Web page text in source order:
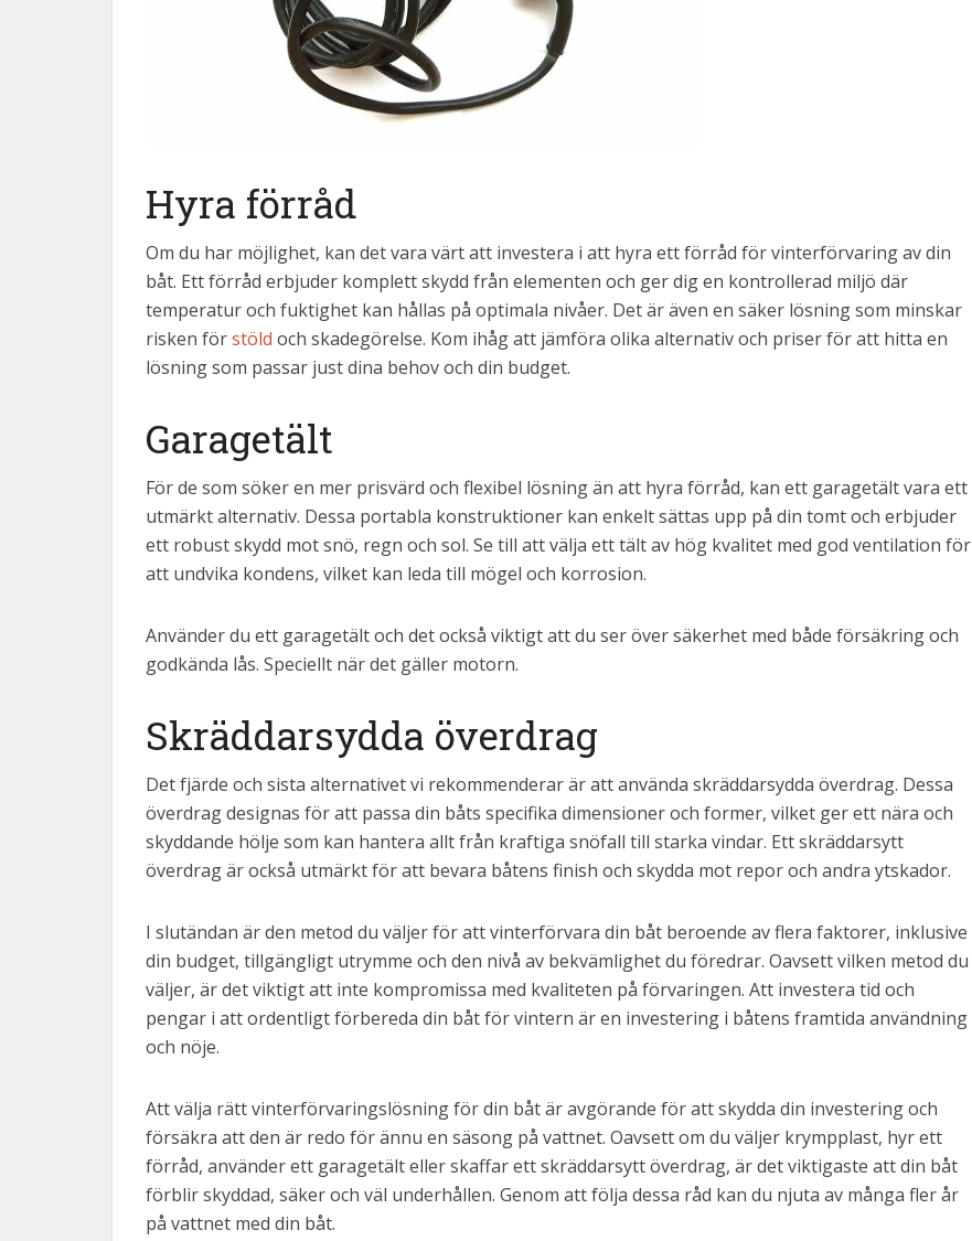
Hyra förråd
Om du har möjlighet, kan det vara värt att investera i att hyra ett förråd för vinterförvaring av din
båt. Ett förråd erbjuder komplett skydd från elementen och ger dig en kontrollerad miljö där
temperatur och fuktighet kan hållas på optimala nivåer. Det är även en säker lösning som minskar
risken förstöld och skadegörelse. Kom ihåg att jämföra olika alternativ och priser för att hitta en
lösning som passar just dina behov och din budget.
Garagetält
För de som söker en mer prisvärd och flexibel lösning än att hyra förråd, kan ett garagetält vara ett
utmärkt alternativ. Dessa portabla konstruktioner kan enkelt sättas upp på din tomt och erbjuder
ett robust skydd mot snö, regn och sol. Se till att välja ett tält av hög kvalitet med god ventilation för
att undvika kondens, vilket kan leda till mögel och korrosion.
Använder du ett garagetält och det också viktigt att du ser över säkerhet med både försäkring och
godkända lås. Speciellt när det gäller motorn.
Skräddarsydda överdrag
Det fjärde och sista alternativet vi rekommenderar är att använda skräddarsydda överdrag. Dessa
överdrag designas för att passa din båts specifika dimensioner och former, vilket ger ett nära och
skyddande hölje som kan hantera allt från kraftiga snöfall till starka vindar. Ett skräddarsytt
överdrag är också utmärkt för att bevara båtens finish och skydda mot repor och andra ytskador.
I slutändan är den metod du väljer för att vinterförvara din båt beroende av flera faktorer, inklusive
din budget, tillgängligt utrymme och den nivå av bekvämlighet du föredrar. Oavsett vilken metod du
väljer, är det viktigt att inte kompromissa med kvaliteten på förvaringen. Att investera tid och
pengar i att ordentligt förbereda din båt för vintern är en investering i båtens framtida användning
och nöje.
Att välja rätt vinterförvaringslösning för din båt är avgörande för att skydda din investering och
försäkra att den är redo för ännu en säsong på vattnet. Oavsett om du väljer krympplast, hyr ett
förråd, använder ett garagetält eller skaffar ett skräddarsytt överdrag, är det viktigaste att din båt
förblir skyddad, säker och väl underhållen. Genom att följa dessa råd kan du njuta av många fler år
på vattnet med din båt.